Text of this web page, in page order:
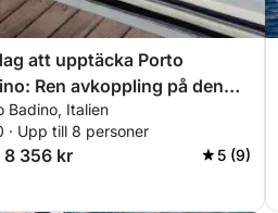
att upptäcka Porto
Ren avkoppling på den
blå havet
Badino, Italien
· Upp till 8 personer
8 356 kr 5 (9)